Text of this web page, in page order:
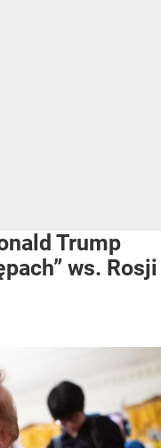
Trump
ws. Rosji